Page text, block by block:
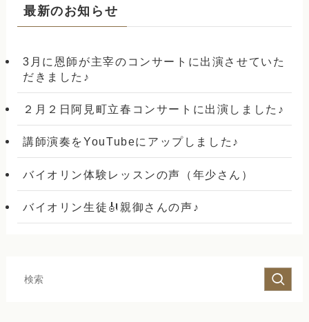
最新のお知らせ
3月に恩師が主宰のコンサートに出演させていた
だきました♪
２月２日阿見町立春コンサートに出演しました♪
講師演奏をYouTubeにアップしました♪
バイオリン体験レッスンの声（年少さん）
バイオリン生徒🎻親御さんの声♪